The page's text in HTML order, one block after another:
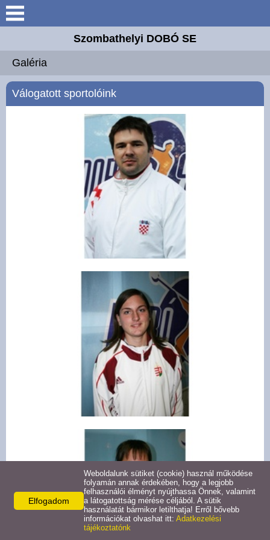
Keresés
Elérhetőségek
Jegyzőkönyvek
Szombathelyi DOBÓ SE
Galéria
Válogatott sportolóink
Elfogadom
Weboldalunk sütiket (cookie) használ működése
folyamán annak érdekében, hogy a legjobb
felhasználói élményt nyújthassa Önnek, valamint
a látogatottság mérése céljából. A sütik
használatát bármikor letilthatja! Erről bővebb
információkat olvashat itt: Adatkezelési
tájékoztatónk